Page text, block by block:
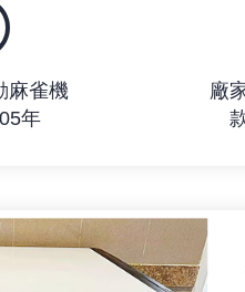
麻雀機
年
廠